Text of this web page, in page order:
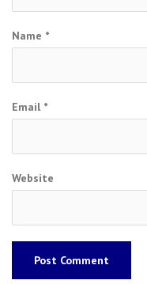
Name *
Email *
Website